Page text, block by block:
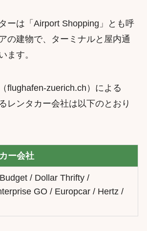
ーは「Airport Shopping」とも呼
の建物で、ターミナルと屋内通
ます。
flughafen-zuerich.ch）による
レンタカー会社は以下のとおり
ー会社
/ Dollar Thrifty /
GO / Europcar / Hertz /